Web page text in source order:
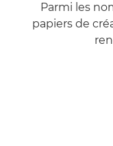
Parmi les
papiers de